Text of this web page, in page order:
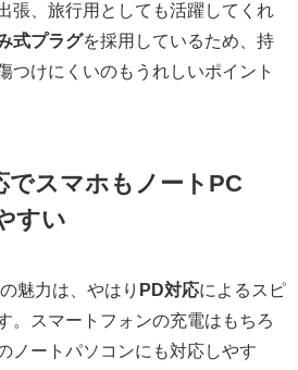
張、旅行用としても活躍してくれ
式プラグを採用しているため、持
つけにくいのもうれしいポイント
でスマホもノートPC
すい
の魅力は、やはり PD対応によるスピ
。スマートフォンの充電はもちろ
ノートパソコンにも対応しやす